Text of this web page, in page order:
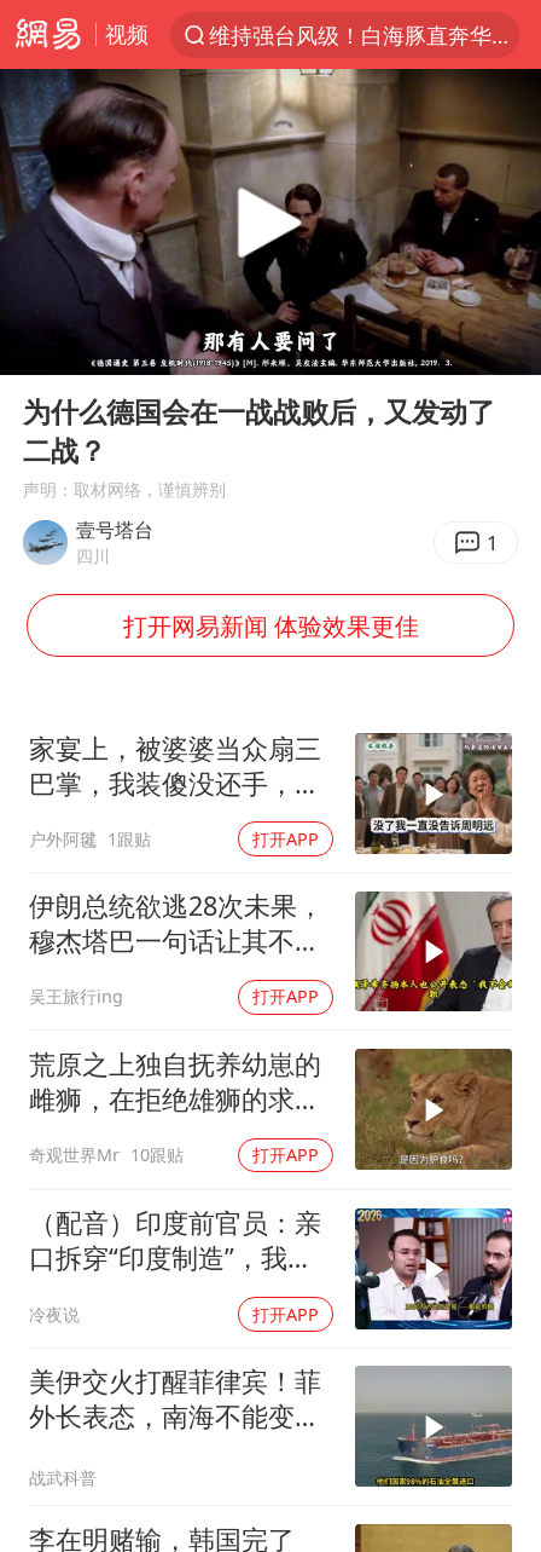
视频
维持强台风级！白海豚直奔华东沿海
聚“绿”成势，结构转型活力足
印度暴发金迪普拉病毒
41岁女子为鼓励女儿考上985研究生
24小时不关空调 电费反而更低？
陕西潼关强降雨引发土崖滑坡1人失联
陕西柞水突发泥石流致1死2失联
“梅姨”已是老年人 死刑或适用受限
“事业单位招聘不是人情买卖”
南大数院院长疑辞职信里写不想干了
小伙靠AI减肥 45天瘦40斤进了ICU
早田希娜挺进横滨女单16强
新华社权威快报|我国编制完成新版全月地质图
知识产权强国建设驶入“快车道”
如何把百年大党建设得更加坚强有力
中国经济展现强大韧性和活力
Play
05:47
为什么德国会在一战战败后，又发动了
二战？
声明：取材网络，谨慎辨别
壹号塔台
四川 1
打开网易新闻 体验效果更佳
家宴上，被婆婆当众扇三
巴掌，我装傻没还手，悄
悄卖别墅搬家，8天后丈
夫全家10人被新户主请出
家门
户外阿毽 1跟贴 打开APP
伊朗总统欲逃28次未果，
穆杰塔巴一句话让其不敢
吴王旅行ing 打开APP
荒原之上独自抚养幼崽的
雌狮，在拒绝雄狮的求偶
时，竟然被用饥饿来报复
奇观世界Mr 10跟贴 打开APP
（配音）印度前官员：亲
口拆穿“印度制造”，我们
只有组装能力，算不上真
正的工业制造
冷夜说 打开APP
美伊交火打醒菲律宾！菲
外长表态，南海不能变成
战武科普
李在明赌输，韩国完了